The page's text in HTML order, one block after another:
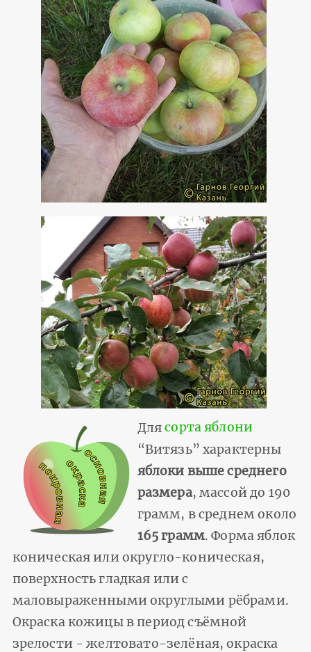
Длясорта яблони
“Витязь” характерны
яблоки выше среднего
размера, массой до 190
грамм, в среднем около
165 грамм. Форма яблок
коническая или округло-коническая,
поверхность гладкая или с
маловыраженными округлыми рёбрами.
Окраска кожицы в период съёмной
зрелости - желтовато-зелёная, окраска